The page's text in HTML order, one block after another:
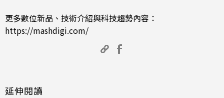
更多數位新品、技術介紹與科技趨勢內容：
https://mashdigi.com/
延伸閱讀